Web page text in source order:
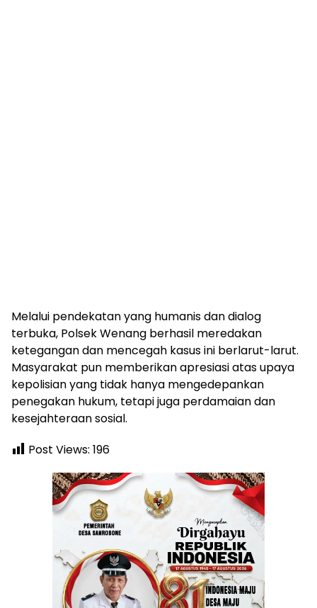
Melalui pendekatan yang humanis dan dialog
terbuka, Polsek Wenang berhasil meredakan
ketegangan dan mencegah kasus ini berlarut-larut.
Masyarakat pun memberikan apresiasi atas upaya
kepolisian yang tidak hanya mengedepankan
penegakan hukum, tetapi juga perdamaian dan
kesejahteraan sosial.
Post Views: 196